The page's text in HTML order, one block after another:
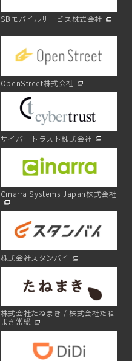
SBモバイルサービス株式会社
OpenStreet株式会社
サイバートラスト株式会社
Cinarra Systems Japan株式会社
株式会社スタンバイ
株式会社たねまき / 株式会社たね
まき常総